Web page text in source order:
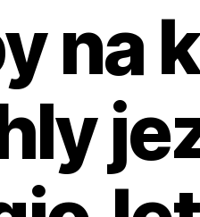
na
A